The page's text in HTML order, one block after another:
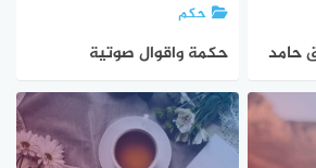
حامد
حكم
حكمة واقوال صوتية